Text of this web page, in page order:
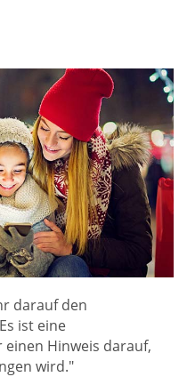
darauf den
ist eine
Hinweis darauf,
wird."